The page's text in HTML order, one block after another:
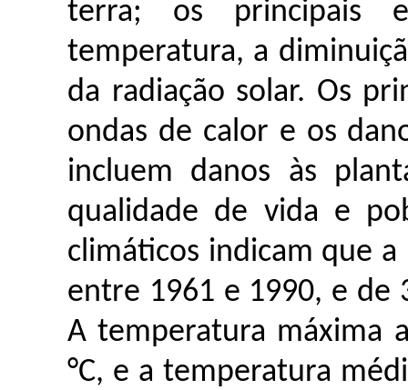
terra; os principais
temperatura, a
da radiação solar. Os
ondas de calor e os
incluem danos às
qualidade de vida e
climáticos indicam que
entre 1961 e 1990, e de
A temperatura máxima
°C, e a temperatura